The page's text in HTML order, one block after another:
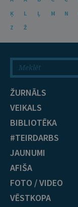
Ķ
L Ļ M N
Z
Ž
ŽURNĀLS
VEIKALS
BIBLIOTĒKA
#TEIRDARBS
JAUNUMI
AFIŠA
FOTO / VIDEO
VĒSTKOPA